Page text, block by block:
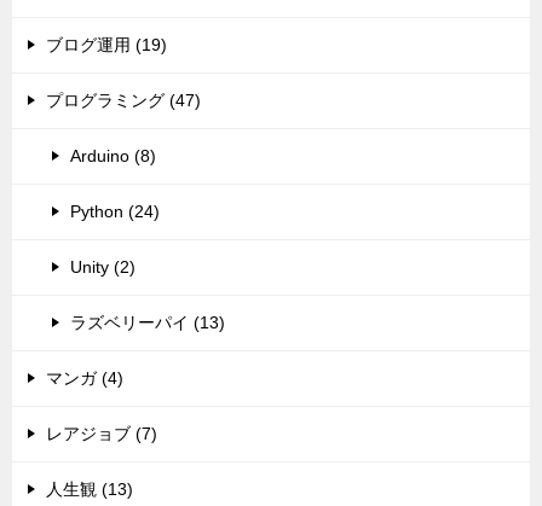
ブログ運用 (19)
プログラミング (47)
Arduino (8)
Python (24)
Unity (2)
ラズベリーパイ (13)
マンガ (4)
レアジョブ (7)
人生観 (13)